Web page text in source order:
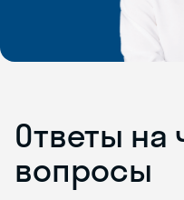
Ответы на
вопросы